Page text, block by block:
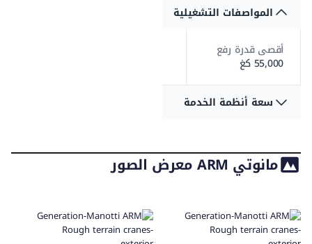
المواصفات التشغيلية
أقصى قدرة رفع
55,000 كغ
سعة أنظمة الخدمة
200 لتر
مانوتي ARM معرض الصور